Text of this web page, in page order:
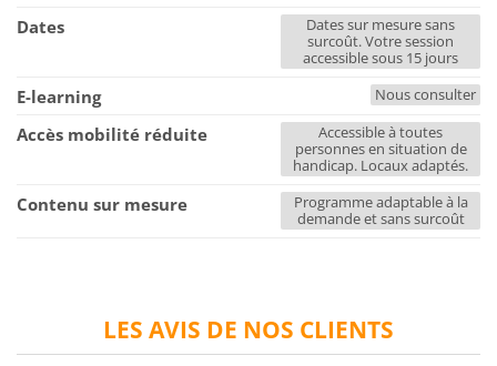
LES AVIS DE NOS CLIENTS
Dates
Dates sur mesure sans
surcoût. Votre session
accessible sous 15 jours
E-learning Nous consulter
Accès mobilité réduite
Accessible à toutes
personnes en situation de
handicap. Locaux adaptés.
Contenu sur mesure
Programme adaptable à la
demande et sans surcoût